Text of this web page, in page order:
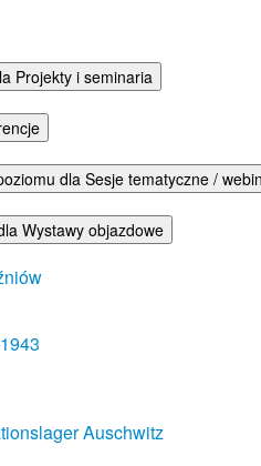
Projekty i seminaria
dla Sesje tematyczne /
Wystawy objazdowe
Auschwitz